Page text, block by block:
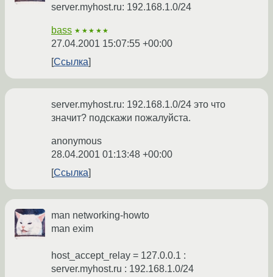
server.myhost.ru: 192.168.1.0/24
bass ★★★★★
27.04.2001 15:07:55 +00:00
Ссылка
server.myhost.ru: 192.168.1.0/24 это что
значит? подскажи пожалуйста.
anonymous
28.04.2001 01:13:48 +00:00
Ссылка
man networking-howto
man exim
host_accept_relay = 127.0.0.1 :
server.myhost.ru : 192.168.1.0/24